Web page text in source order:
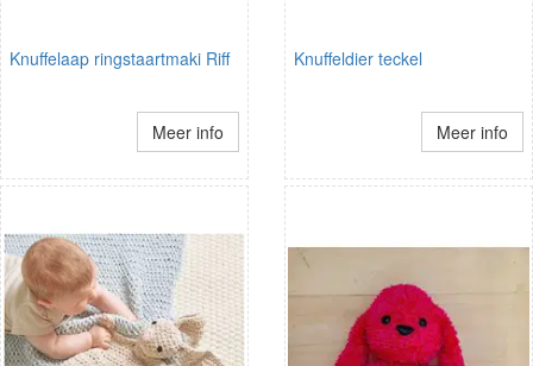
Knuffelaap ringstaartmaki Riff
Meer info
Knuffeldier teckel
Meer info